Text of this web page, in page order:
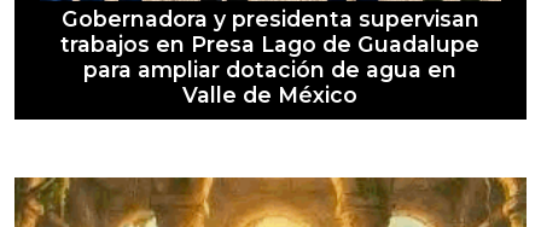
Gobernadora y presidenta supervisan
trabajos en Presa Lago de Guadalupe
para ampliar dotación de agua en
Valle de México